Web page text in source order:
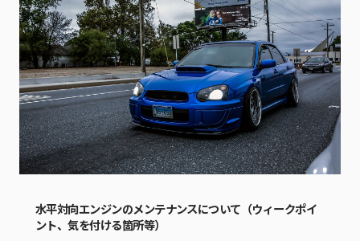
水平対向エンジンのメンテナンスについて（ウィークポイ
ント、気を付ける箇所等）